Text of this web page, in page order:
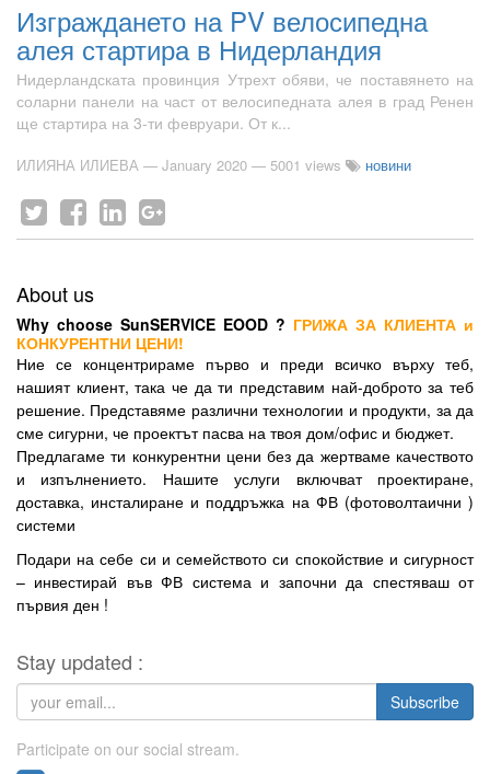
Изграждането на PV велосипедна
алея стартира в Нидерландия
Нидерландската провинция Утрехт обяви, че поставянето на
соларни панели на част от велосипедната алея в град Ренен
ще стартира на 3-ти февруари. От к...
ИЛИЯНА ИЛИЕВА — January 2020 — 5001 views новини
About us
Why choose SunSERVICE EOOD ? ГРИЖА ЗА КЛИЕНТА и
КОНКУРЕНТНИ ЦЕНИ!
Ние се концентрираме първо и преди всичко върху теб,
нашият клиент, така че да ти представим най-доброто за теб
решение. Представяме различни технологии и продукти, за да
сме сигурни, че проектът пасва на твоя дом/офис и бюджет.
Предлагаме ти конкурентни цени без да жертваме качеството
и изпълнението. Нашите услуги включват проектиране,
доставка, инсталиране и поддръжка на ФВ (фотоволтаични )
системи
Подари на себе си и семейството си спокойствие и сигурност
– инвестирай във ФВ система и започни да спестяваш от
първия ден !
Stay updated :
Subscribe
Participate on our social stream.